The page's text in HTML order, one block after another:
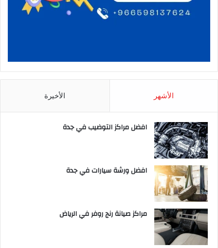
الأشهر الأخيرة
افضل مراكز التوضيب في جدة
افضل ورشة سيارات في جدة
مراكز صيانة رنج روفر في الرياض